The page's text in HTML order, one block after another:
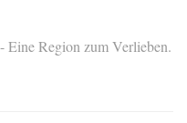
Eine Region zum Verlieben.